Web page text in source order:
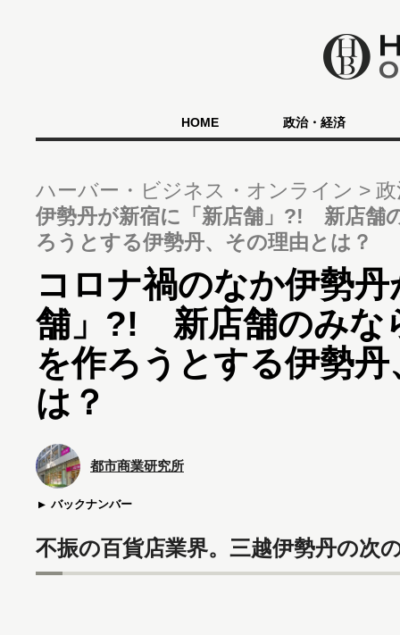
HOME 政治・経済
ハーバー・ビジネス・オンライン
伊勢丹が新宿に「新店舗」?! 新店舗
ろうとする伊勢丹、その理由とは？
コロナ禍のなか伊勢
舗」?! 新店舗のみな
を作ろうとする伊勢
は？
都市商業研究所
バックナンバー
不振の百貨店業界。三越伊勢丹の